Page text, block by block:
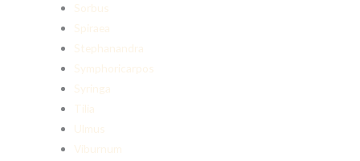
Sorbus
Spiraea
Stephanandra
Symphoricarpos
Syringa
Tilia
Ulmus
Viburnum